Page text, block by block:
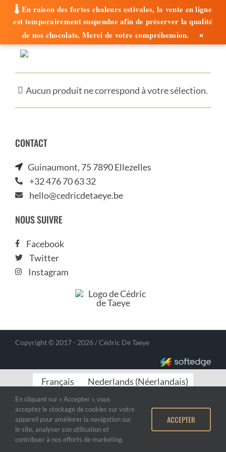
🌡️ En raison des fortes chaleurs estivales, la vente en ligne
est temporairement suspendue afin de préserver la qualité
de nos chocolats. Merci de votre compréhension.
×
Passer
Aucun produit ne correspond à votre sélection.
CONTACT
Guinaumont, 75 7890 Ellezelles
+32 476 70 63 32
hello@cedricdetaeye.be
NOUS SUIVRE
Facebook
Twitter
Instagram
Copyright © 2017 - 2026 / Cédric De Taeye
En cliquant sur « Accepter », vous
acceptez le stockage de cookies sur votre
appareil pour améliorer la navigation sur
le site, analyser son utilisation et
contribuer à nos efforts de marketing.
ACCEPTER
Français Nederlands (Néerlandais)